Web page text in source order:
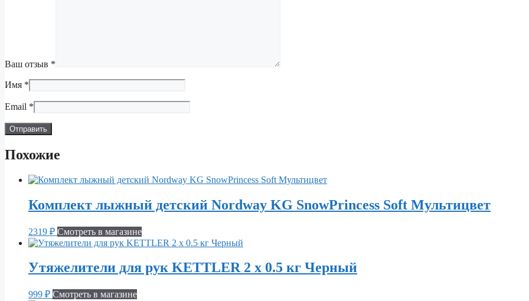
Ваш отзыв *
Имя *
Email *
Похожие
Комплект лыжный детский Nordway KG SnowPrincess Soft Мультицвет
2319 ₽ Смотреть в магазине
Утяжелители для рук KETTLER 2 х 0.5 кг Черный
999 ₽ Смотреть в магазине